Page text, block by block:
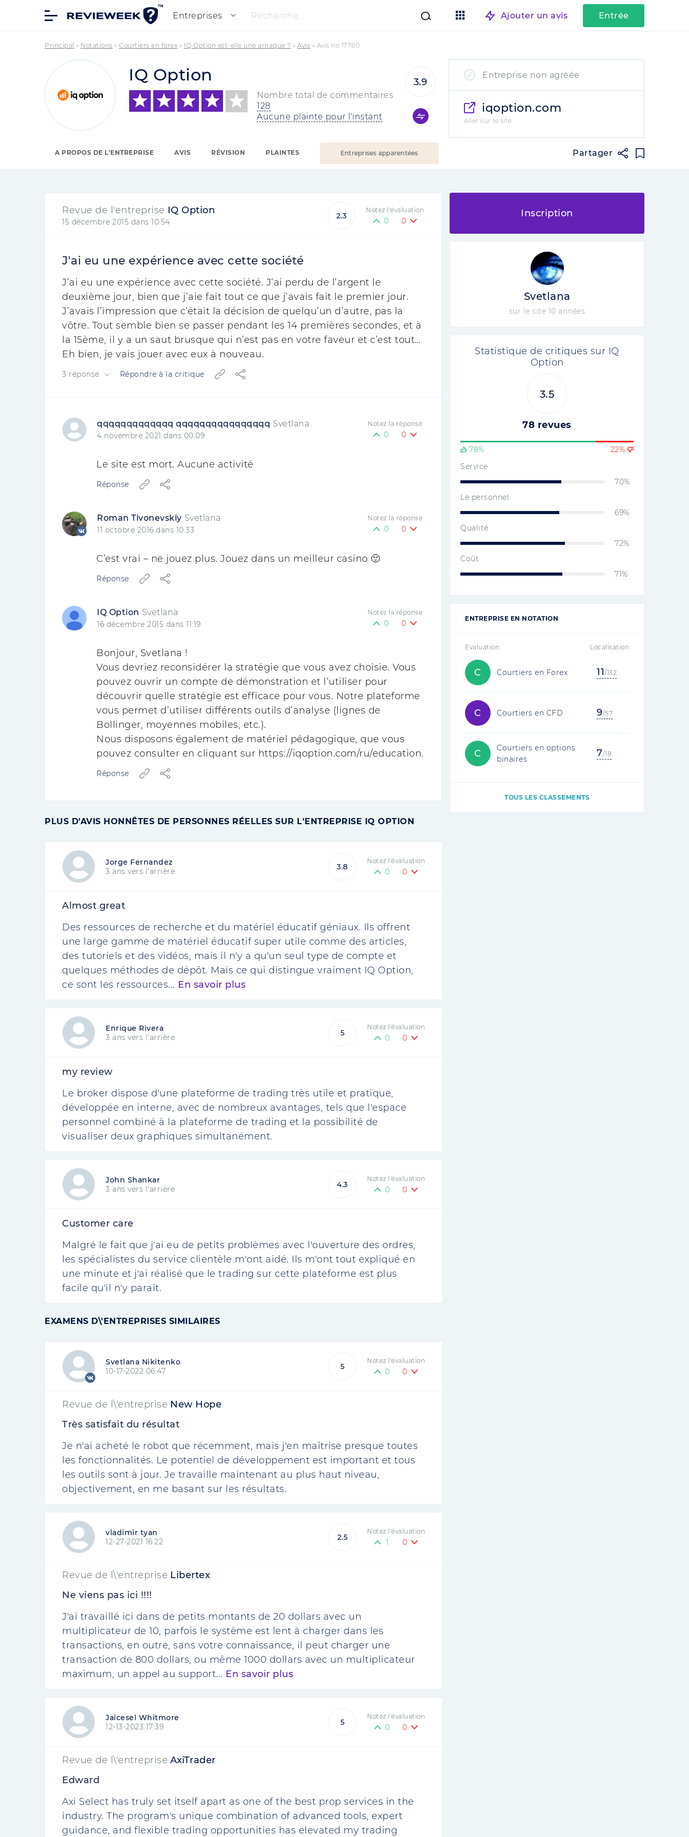
Entreprises Recherche... Ajouter un avis Entrée
Principal » Notations » Courtiers en forex » IQ Option est-elle une arnaque ? » Avis » Avis no 17780
IQ Option
Nombre total de commentaires
128
Aucune plainte pour l'instant
3.9
Entreprise non agréée
iqoption.com
Aller sur le site
A PROPOS DE L'ENTREPRISE AVIS RÉVISION PLAINTES Entreprises apparentées Partager
Revue de l'entreprise IQ Option
15 décembre 2015 dans 10:54
2.3
Notez l'évaluation
0 0
J'ai eu une expérience avec cette société
J’ai eu une expérience avec cette société. J’ai perdu de l’argent le
deuxième jour, bien que j’aie fait tout ce que j’avais fait le premier jour.
J’avais l’impression que c’était la décision de quelqu’un d’autre, pas la
vôtre. Tout semble bien se passer pendant les 14 premières secondes, et à
la 15ème, il y a un saut brusque qui n’est pas en votre faveur et c’est tout…
Eh bien, je vais jouer avec eux à nouveau.
3 réponse Répondre à la critique
IQ Option Svetlana
16 décembre 2015 dans 11:19
Notez la réponse
0 0
Bonjour, Svetlana !
Vous devriez reconsidérer la stratégie que vous avez choisie. Vous
pouvez ouvrir un compte de démonstration et l’utiliser pour
découvrir quelle stratégie est efficace pour vous. Notre plateforme
vous permet d’utiliser différents outils d’analyse (lignes de
Bollinger, moyennes mobiles, etc.).
Nous disposons également de matériel pédagogique, que vous
pouvez consulter en cliquant sur https://iqoption.com/ru/education.
Réponse
Roman Tivonevskiy Svetlana
11 octobre 2016 dans 10:33
Notez la réponse
0 0
C’est vrai – ne jouez plus. Jouez dans un meilleur casino 🙂
Réponse
qqqqqqqqqqqqq qqqqqqqqqqqqqqqq Svetlana
4 novembre 2021 dans 00:09
Notez la réponse
0 0
Le site est mort. Aucune activité
Réponse
PLUS D'AVIS HONNÊTES DE PERSONNES RÉELLES SUR L'ENTREPRISE IQ OPTION
Jorge Fernandez
3 ans vers l'arrière
3.8
Notez l'évaluation
0 0
Almost great
Des ressources de recherche et du matériel éducatif géniaux. Ils offrent
une large gamme de matériel éducatif super utile comme des articles,
des tutoriels et des vidéos, mais il n'y a qu'un seul type de compte et
quelques méthodes de dépôt. Mais ce qui distingue vraiment IQ Option,
ce sont les ressources... En savoir plus
Enrique Rivera
3 ans vers l'arrière
5
Notez l'évaluation
0 0
my review
Le broker dispose d'une plateforme de trading très utile et pratique,
développée en interne, avec de nombreux avantages, tels que l'espace
personnel combiné à la plateforme de trading et la possibilité de
visualiser deux graphiques simultanément.
John Shankar
3 ans vers l'arrière
4.3
Notez l'évaluation
0 0
Customer care
Malgré le fait que j'ai eu de petits problèmes avec l'ouverture des ordres,
les spécialistes du service clientèle m'ont aidé. Ils m'ont tout expliqué en
une minute et j'ai réalisé que le trading sur cette plateforme est plus
facile qu'il n'y paraît.
EXAMENS D\'ENTREPRISES SIMILAIRES
Svetlana Nikitenko
10-17-2022 06:47
5
Notez l'évaluation
0 0
Revue de l\'entreprise New Hope
Très satisfait du résultat
Je n'ai acheté le robot que récemment, mais j'en maîtrise presque toutes
les fonctionnalités. Le potentiel de développement est important et tous
les outils sont à jour. Je travaille maintenant au plus haut niveau,
objectivement, en me basant sur les résultats.
vladimir tyan
12-27-2021 16:22
2.5
Notez l'évaluation
1 0
Revue de l\'entreprise Libertex
Ne viens pas ici !!!!
J'ai travaillé ici dans de petits montants de 20 dollars avec un
multiplicateur de 10, parfois le système est lent à charger dans les
transactions, en outre, sans votre connaissance, il peut charger une
transaction de 800 dollars, ou même 1000 dollars avec un multiplicateur
maximum, un appel au support... En savoir plus
Jaicesel Whitmore
12-13-2023 17:39
5
Notez l'évaluation
0 0
Revue de l\'entreprise AxiTrader
Edward
Axi Select has truly set itself apart as one of the best prop services in the
industry. The program's unique combination of advanced tools, expert
guidance, and flexible trading opportunities has elevated my trading
Inscription
Svetlana
sur le site 10 années
Statistique de critiques sur IQ
Option
3.5
78 revues
78%
22%
Service
70%
Le personnel
69%
Qualité
72%
Coût
71%
ENTREPRISE EN NOTATION
Evaluation Localisation
C Courtiers en Forex 11/132
C Courtiers en CFD 9/57
C
Courtiers en options
binaires
7/18
TOUS LES CLASSEMENTS